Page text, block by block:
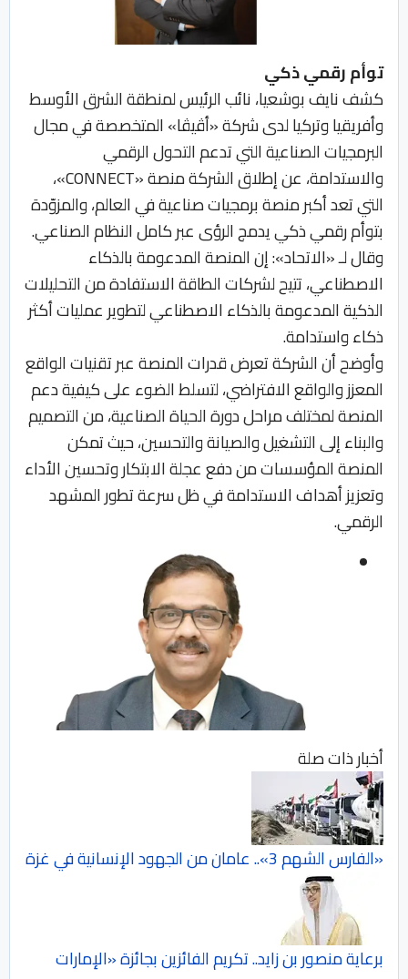
توأم رقمي ذكي
كشف نايف بوشعيا، نائب الرئيس لمنطقة الشرق الأوسط
وأفريقيا وتركيا لدى شركة «أڤيڤا» المتخصصة في مجال
البرمجيات الصناعية التي تدعم التحول الرقمي
والاستدامة، عن إطلاق الشركة منصة «CONNECT»،
التي تعد أكبر منصة برمجيات صناعية في العالم، والمزوّدة
بتوأم رقمي ذكي يدمج الرؤى عبر كامل النظام الصناعي.
وقال لـ «الاتحاد»: إن المنصة المدعومة بالذكاء
الاصطناعي، تتيح لشركات الطاقة الاستفادة من التحليلات
الذكية المدعومة بالذكاء الاصطناعي لتطوير عمليات أكثر
ذكاء واستدامة.
وأوضح أن الشركة تعرض قدرات المنصة عبر تقنيات الواقع
المعزز والواقع الافتراضي، لتسلط الضوء على كيفية دعم
المنصة لمختلف مراحل دورة الحياة الصناعية، من التصميم
والبناء إلى التشغيل والصيانة والتحسين، حيث تمكن
المنصة المؤسسات من دفع عجلة الابتكار وتحسين الأداء
وتعزيز أهداف الاستدامة في ظل سرعة تطور المشهد
الرقمي.
أخبار ذات صلة
«الفارس الشهم 3».. عامان من الجهود الإنسانية في غزة
برعاية منصور بن زايد.. تكريم الفائزين بجائزة «الإمارات